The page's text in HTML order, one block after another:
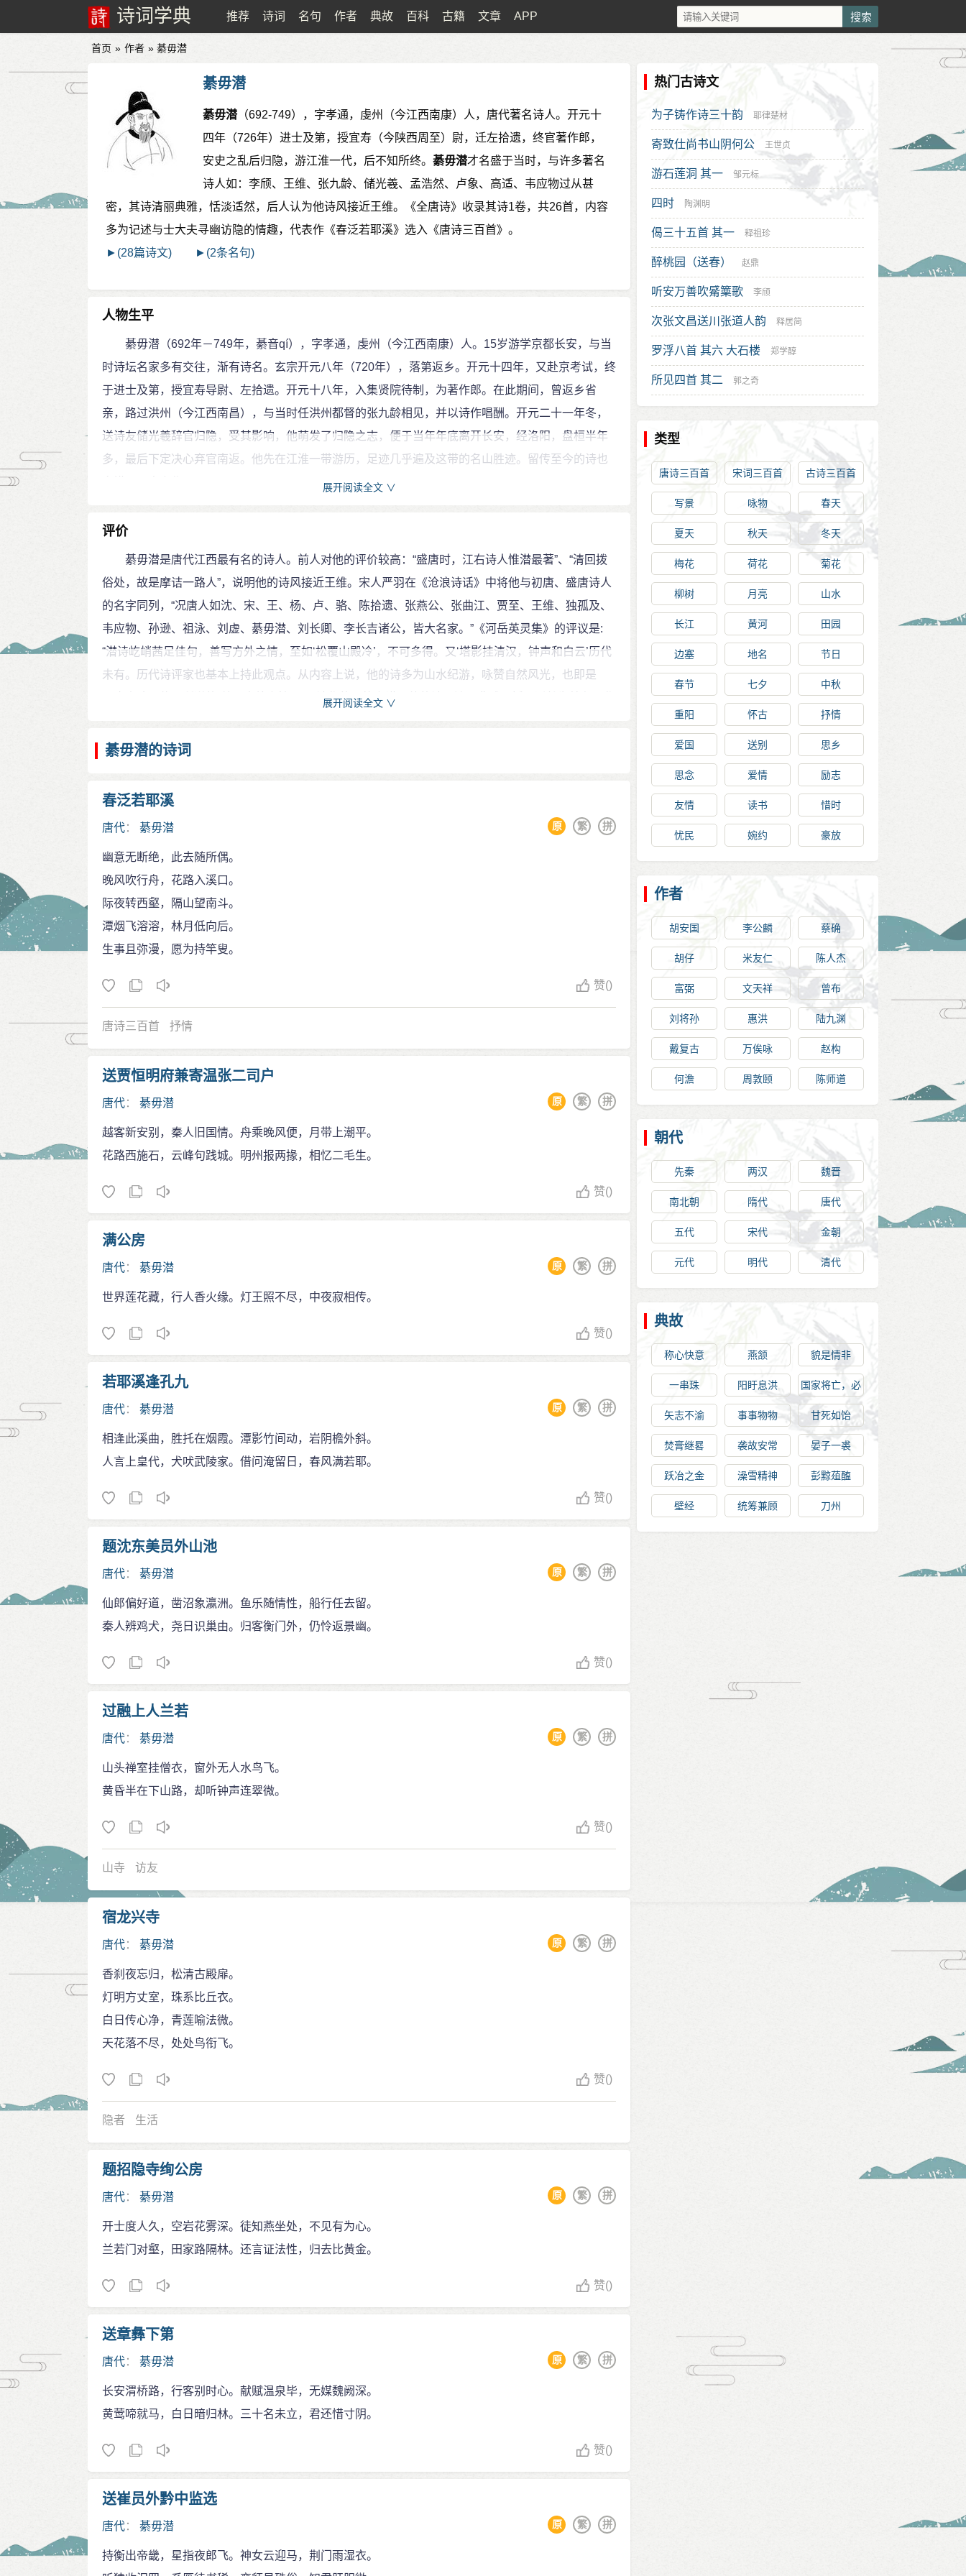
诗词学典 推荐 诗词 名句 作者 典故 百科 古籍 文章 APP
首页 » 作者 » 綦毋潜
綦毋潜
綦毋潜（692-749），字孝通，虔州（今江西南康）人，唐代著名诗人。开元十
四年（726年）进士及第，授宜寿（今陕西周至）尉，迁左拾遗，终官著作郎，
安史之乱后归隐，游江淮一代，后不知所终。 綦毋潜才名盛于当时，与许多著名
诗人如：李颀、王维、张九龄、储光羲、孟浩然、卢象、高适、韦应物过从甚
密，其诗清丽典雅，恬淡适然，后人认为他诗风接近王维。《全唐诗》收录其诗1卷，共26首，内容
多为记述与士大夫寻幽访隐的情趣，代表作《春泛若耶溪》选入《唐诗三百首》。
►(28篇诗文)
►(2条名句)
人物生平
綦毋潜（692年－749年，綦音qí），字孝通，虔州（今江西南康）人。15岁游学京都长安，与当
时诗坛名家多有交往，渐有诗名。玄宗开元八年（720年），落第返乡。开元十四年，又赴京考试，终
于进士及第，授宜寿导尉、左拾遗。开元十八年，入集贤院待制，为著作郎。在此期间，曾返乡省
亲，路过洪州（今江西南昌），与当时任洪州都督的张九龄相见，并以诗作唱酬。开元二十一年冬，
送诗友储光羲辞官归隐，受其影响，他萌发了归隐之志，便于当年年底离开长安，经洛阳，盘桓半年
多，最后下定决心弃官南返。他先在江淮一带游历，足迹几乎遍及这带的名山胜迹。留传至今的诗也
郎，享五品。后“安史之乱”爆发，他再度归隐，但未返里，仍游于江淮一带。此后不知所终，享年65
岁左右。
綦毋潜虽然是唐代江西最有名的诗人。前人对他的评价较高：“盛唐时，江右诗人惟潜最著”、“清
回拨俗处，故是摩诘一路人”。说明他的诗风接近王维。
綦毋潜诗歌章句挺拔不凡，色彩鲜明，善于抒发世俗之外的感情，如《春泛若郁溪》：“幽意无断
绝，此去随所偶。晚风吹行舟，花落入溪口。际夜转西壑，。隔山望南斗。潭烟飞溶溶，林月低向
后。生事且弥漫，愿为持竿叟”。把山势、溪水、晚风、小舟描写得轻灵生动，诗歌的视野也十分开
阔，际夜、南斗、潭烟、林月，仿佛把人带到了天上的世界，浮想联翩。 《题栖霞寺》、《茅山洞
口》都被评论为有影响的好诗。王维在《送綦毋秘书弃官还江东》中写道：“明时久不达，弃置与君
朴的风范。可以看出，王维与綦毋潜不仅人情谊、文情浓，在思想感情上也相知相通。
綦毋潜虽然为仕不顺，官最高为五品著作郎，安史之乱爆发后，再度归隐，但未返故里，仍游江
淮一代，后不知所终。但其才名却盛于当时，与当时许多著名诗人如李颀、王维、张九龄、储光羲、
孟浩然、卢象、高适、韦应物都过从甚密。王维有《送綦毋潜落第还乡》、李颀有《送綦潜三谒房给
事》等唱酬记载。
《全唐诗》收录他的诗1卷26首，内容多为与上大夫寻幽访隐的情趣，代表作《春泛若耶溪》选入
《唐诗三百首》。
展开阅读全文 ∨
评价
綦毋潜是唐代江西最有名的诗人。前人对他的评价较高：“盛唐时，江右诗人惟潜最著”、“清回拨
俗处，故是摩诘一路人”，说明他的诗风接近王维。宋人严羽在《沧浪诗话》中将他与初唐、盛唐诗人
的名字同列，“况唐人如沈、宋、王、杨、卢、骆、陈拾遗、张燕公、张曲江、贾至、王维、独孤及、
韦应物、孙逊、祖泳、刘虚、綦毋潜、刘长卿、李长吉诸公，皆大名家。”《河岳英灵集》的评议是:
“潜诗屹峭茜足佳句，善写方外之情，至如‘松覆山殿冷’，不可多得。又‘塔影挂清汉，钟声和白云’历代
未有。历代诗评家也基本上持此观点。从内容上说，他的诗多为山水纪游，咏赞自然风光，也即是
《唐人才子传》所说的“善写方外之情”。从诗作的风格上讲，他的诗以清丽典雅，恬淡适然为特色，作
《唐才子传》载：潜，字孝通，荆南人。开元十四年严迪榜进士及第。授宜寿尉，迁右拾遗，入
荆南分野，数百年来，独秀斯人。后见兵乱，官况日恶，挂冠归隐江东别业。王维有诗送之，曰：“明
展开阅读全文 ∨
綦毋潜的诗词
春泛若耶溪
唐代： 綦毋潜 拼
繁
原
幽意无断绝，此去随所偶。
晚风吹行舟，花路入溪口。
际夜转西壑，隔山望南斗。
潭烟飞溶溶，林月低向后。
生事且弥漫，愿为持竿叟。
赞()
唐诗三百首 抒情
送贾恒明府兼寄温张二司户
唐代： 綦毋潜 拼
繁
原
越客新安别，秦人旧国情。舟乘晚风便，月带上潮平。
花路西施石，云峰句践城。明州报两掾，相忆二毛生。
赞()
满公房
唐代： 綦毋潜 拼
繁
原
世界莲花藏，行人香火缘。灯王照不尽，中夜寂相传。
赞()
若耶溪逢孔九
唐代： 綦毋潜 拼
繁
原
相逢此溪曲，胜托在烟霞。潭影竹间动，岩阴檐外斜。
人言上皇代，犬吠武陵家。借问淹留日，春风满若耶。
赞()
题沈东美员外山池
唐代： 綦毋潜 拼
繁
原
仙郎偏好道，凿沼象瀛洲。鱼乐随情性，船行任去留。
秦人辨鸡犬，尧日识巢由。归客衡门外，仍怜返景幽。
赞()
过融上人兰若
唐代： 綦毋潜 拼
繁
原
山头禅室挂僧衣，窗外无人水鸟飞。
黄昏半在下山路，却听钟声连翠微。
赞()
山寺 访友
宿龙兴寺
唐代： 綦毋潜 拼
繁
原
香刹夜忘归，松清古殿扉。
灯明方丈室，珠系比丘衣。
白日传心净，青莲喻法微。
天花落不尽，处处鸟衔飞。
赞()
隐者 生活
题招隐寺绚公房
唐代： 綦毋潜 拼
繁
原
开士度人久，空岩花雾深。徒知燕坐处，不见有为心。
兰若门对壑，田家路隔林。还言证法性，归去比黄金。
赞()
送章彝下第
唐代： 綦毋潜 拼
繁
原
长安渭桥路，行客别时心。献赋温泉毕，无媒魏阙深。
黄莺啼就马，白日暗归林。三十名未立，君还惜寸阴。
赞()
送崔员外黔中监选
唐代： 綦毋潜 拼
繁
原
持衡出帝畿，星指夜郎飞。神女云迎马，荆门雨湿衣。
热门古诗文
为子铸作诗三十韵 耶律楚材
寄致仕尚书山阴何公 王世贞
游石莲洞 其一 邹元标
四时 陶渊明
偈三十五首 其一 释祖珍
醉桃园（送春） 赵鼎
听安万善吹觱篥歌 李颀
次张文昌送川张道人韵 释居简
罗浮八首 其六 大石楼 郑学醇
所见四首 其二 郭之奇
类型
唐诗三百首 宋词三百首 古诗三百首
写景 咏物 春天
夏天 秋天 冬天
梅花 荷花 菊花
柳树 月亮 山水
长江 黄河 田园
边塞 地名 节日
春节 七夕 中秋
重阳 怀古 抒情
爱国 送别 思乡
思念 爱情 励志
友情 读书 惜时
忧民 婉约 豪放
作者
胡安国 李公麟 蔡确
胡仔 米友仁 陈人杰
富弼 文天祥 曾布
刘将孙 惠洪 陆九渊
戴复古 万俟咏 赵构
何澹 周敦颐 陈师道
朝代
先秦 两汉 魏晋
南北朝 隋代 唐代
五代 宋代 金朝
元代 明代 清代
典故
称心快意 燕颔 貌是情非
一串珠 阳盱息洪
国家将亡，必
有妖孽
矢志不渝 事事物物 甘死如饴
焚膏继晷 袭故安常 晏子一裘
跃冶之金 澡雪精神 彭黥葅醢
壁经 统筹兼顾 刀州